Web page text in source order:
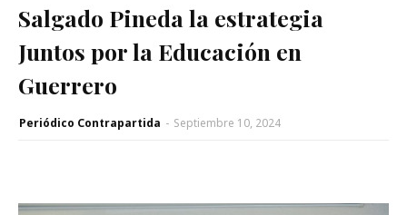
Salgado Pineda la estrategia
Juntos por la Educación en
Guerrero
Periódico Contrapartida - Septiembre 10, 2024